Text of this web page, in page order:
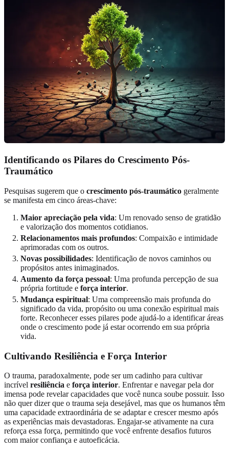
Identificando os Pilares do Crescimento Pós-
Traumático
Pesquisas sugerem que o crescimento pós-traumático geralmente
se manifesta em cinco áreas-chave:
Maior apreciação pela vida: Um renovado senso de gratidão
e valorização dos momentos cotidianos.
Relacionamentos mais profundos: Compaixão e intimidade
aprimoradas com os outros.
Novas possibilidades: Identificação de novos caminhos ou
propósitos antes inimaginados.
Aumento da força pessoal: Uma profunda percepção de sua
própria fortitude e força interior.
Mudança espiritual: Uma compreensão mais profunda do
significado da vida, propósito ou uma conexão espiritual mais
forte. Reconhecer esses pilares pode ajudá-lo a identificar áreas
onde o crescimento pode já estar ocorrendo em sua própria
vida.
Cultivando Resiliência e Força Interior
O trauma, paradoxalmente, pode ser um cadinho para cultivar
incrível resiliência e força interior. Enfrentar e navegar pela dor
imensa pode revelar capacidades que você nunca soube possuir. Isso
não quer dizer que o trauma seja desejável, mas que os humanos têm
uma capacidade extraordinária de se adaptar e crescer mesmo após
as experiências mais devastadoras. Engajar-se ativamente na cura
reforça essa força, permitindo que você enfrente desafios futuros
com maior confiança e autoeficácia.